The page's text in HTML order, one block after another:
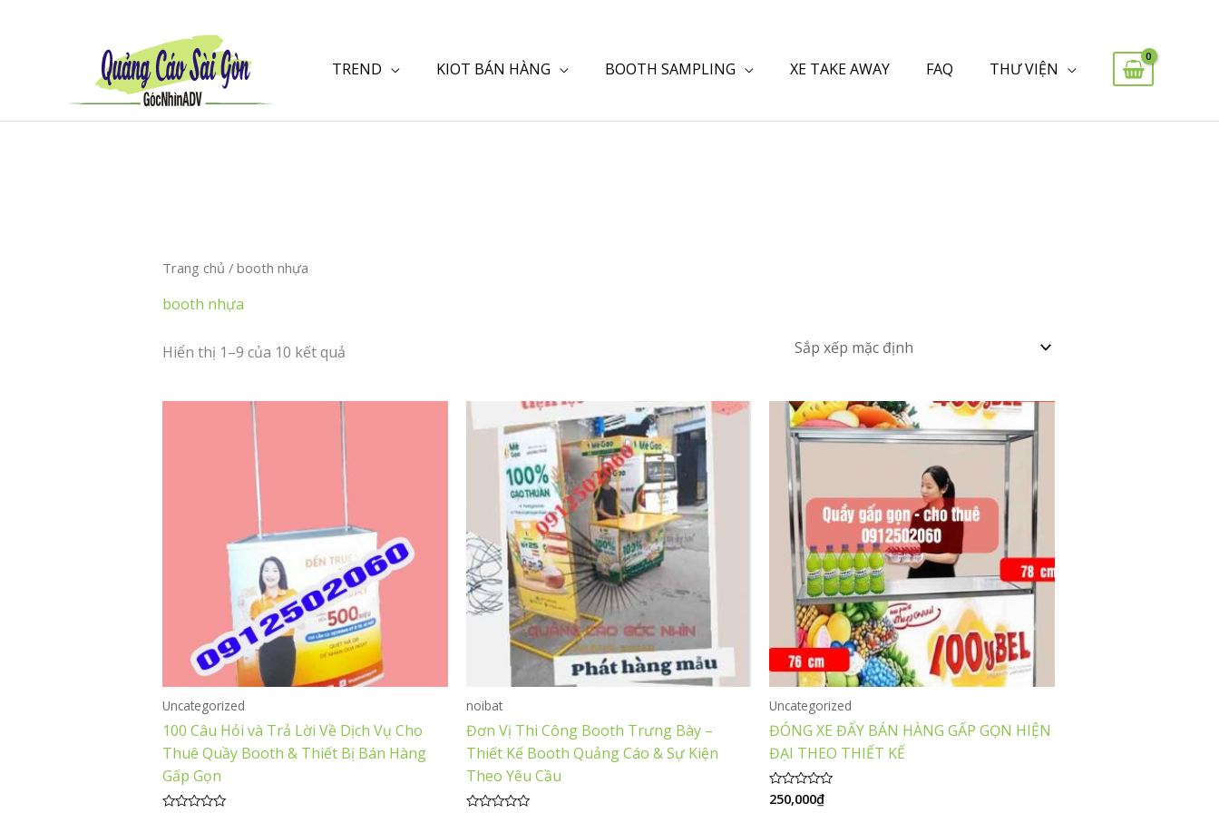
TREND KIOT BÁN HÀNG BOOTH SAMPLING XE TAKE AWAY FAQ THƯ VIỆN
Trang chủ / booth nhựa
booth nhựa
Hiển thị 1–9 của 10 kết quả
Uncategorized
100 Câu Hỏi và Trả Lời Về Dịch Vụ Cho
Thuê Quầy Booth & Thiết Bị Bán Hàng
Gấp Gọn
noibat
Đơn Vị Thi Công Booth Trưng Bày –
Thiết Kế Booth Quảng Cáo & Sự Kiện
Theo Yêu Cầu
Uncategorized
ĐÓNG XE ĐẨY BÁN HÀNG GẤP GỌN HIỆN
ĐẠI THEO THIẾT KẾ
Được
xếp
250,000₫